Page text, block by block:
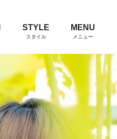
STYLE
スタイル
MENU
メニュー